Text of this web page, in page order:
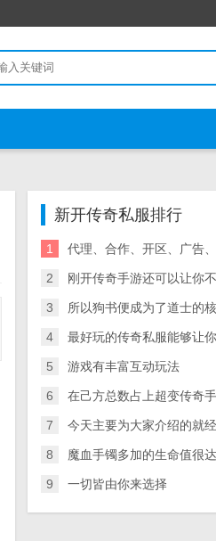
新开传奇私服排行
1 代理、合作、开区、广告、劫持举报等事宜请联
2 刚开传奇手游还可以让你不断去升级自己的潜
3 所以狗书便成为了道士的
4 最好玩的传奇私服能够让
5 游戏有丰富互动玩法
6 在己方总数占上超变传奇手游破
7 今天主要为大家介绍的就经典复古传奇高爆版是战士职
8 魔血手镯多加的生命值很达多方面上填补了这
9 一切皆由你来选择